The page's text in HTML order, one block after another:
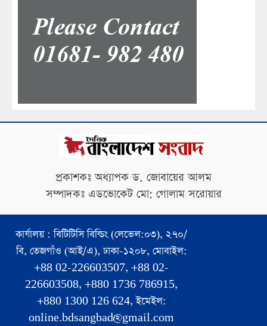
প্রকাশকঃ অধ্যাপক ড. জোবায়ের আলম
সম্পাদকঃ এডভোকেট মো: গোলাম সরোয়ার
কার্যালয় : বিটিটিসি বিল্ডিং (লেভেল:০৩), ২৭০/
বি, তেজগাঁও (আই/এ), ঢাকা-১২০৮, মোবাইল:
+88 02-226603507, +88 02-
226603508, +880 1736 786915,
+880 1300 126 624, ইমেইল:
online.bdsangbad@gmail.com